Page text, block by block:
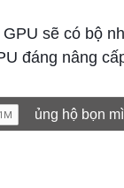
sẽ có bộ
đáng nâng
ủng hộ bọn